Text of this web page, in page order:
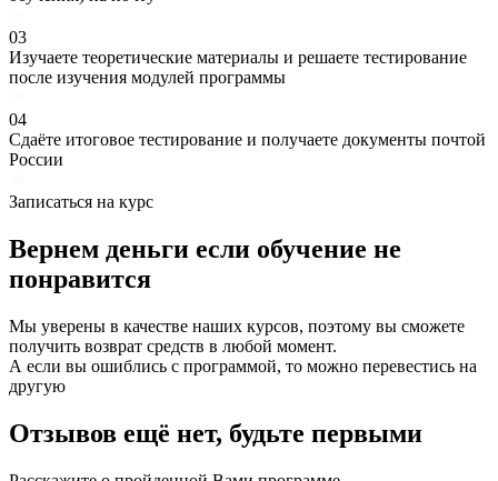
03
Изучаете теоретические материалы и решаете тестирование
после изучения модулей программы
04
Сдаёте итоговое тестирование и получаете документы почтой
России
Записаться на курс
Вернем деньги если обучение не
понравится
Мы уверены в качестве наших курсов, поэтому вы сможете
получить возврат средств в любой момент.
А если вы ошиблись с программой, то можно перевестись на
другую
Отзывов ещё нет, будьте первыми